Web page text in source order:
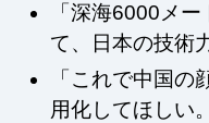
「深海6000メ
て、日本の技術
「これで中国の
用化してほしい